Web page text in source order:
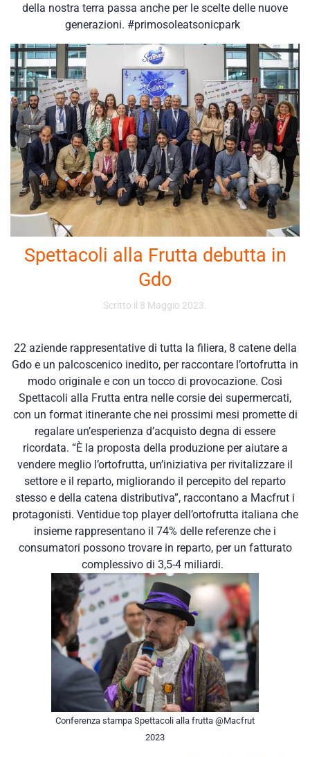
della nostra terra passa anche per le scelte delle nuove
generazioni. #primosoleatsonicpark
Spettacoli alla Frutta debutta in
Gdo
Scritto il 8 Maggio 2023.
22 aziende rappresentative di tutta la filiera, 8 catene della
Gdo e un palcoscenico inedito, per raccontare l’ortofrutta in
modo originale e con un tocco di provocazione. Così
Spettacoli alla Frutta entra nelle corsie dei supermercati,
con un format itinerante che nei prossimi mesi promette di
regalare un’esperienza d’acquisto degna di essere
ricordata. “È la proposta della produzione per aiutare a
vendere meglio l’ortofrutta, un’iniziativa per rivitalizzare il
settore e il reparto, migliorando il percepito del reparto
stesso e della catena distributiva”, raccontano a Macfrut i
protagonisti. Ventidue top player dell’ortofrutta italiana che
insieme rappresentano il 74% delle referenze che i
consumatori possono trovare in reparto, per un fatturato
complessivo di 3,5-4 miliardi.
Conferenza stampa Spettacoli alla frutta @Macfrut
2023